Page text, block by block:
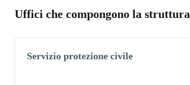
Uffici che compongono la struttura
Servizio protezione civile